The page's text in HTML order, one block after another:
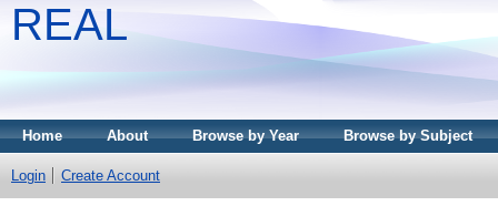
REAL
Home About Browse by Year Browse by Subject
Login Create Account